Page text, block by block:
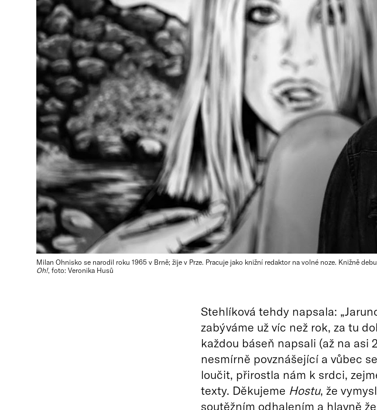
Milan Ohnisko se narodil roku 1965 v Brně; žije v Prze. Pracuje jako knižní redaktor na volné noze. Knižně
Oh!, foto: Veronika Husů
Stehlíková tehdy napsala:
zabýváme už víc než rok, za tu
každou báseň napsali (až na asi
nesmírně povznášející a vůbec
loučit, přirostla nám k srdci,
texty. Děkujeme Hostu, že
soutěžním odhalením a hlavně